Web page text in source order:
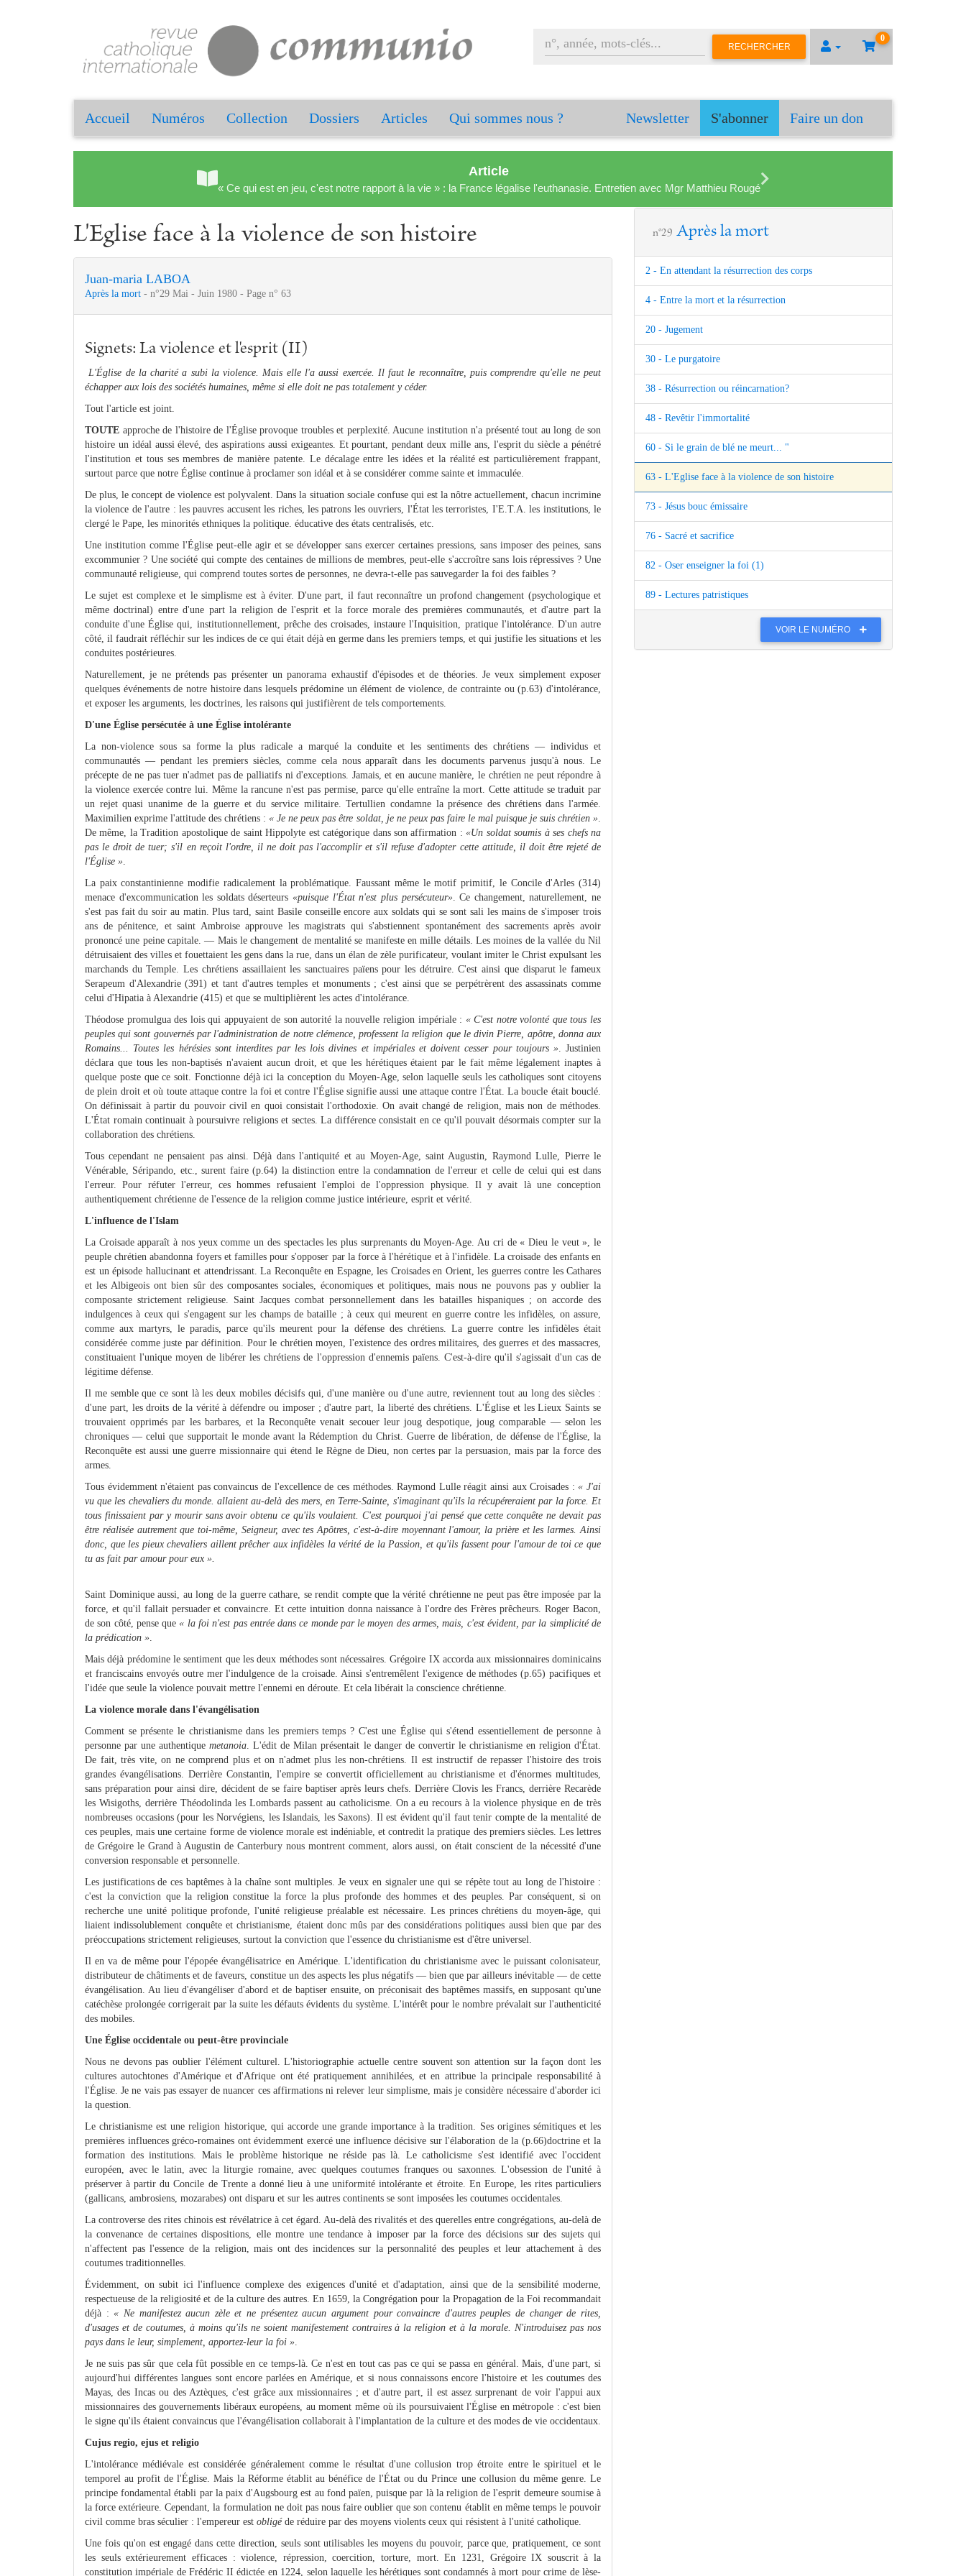
0
RECHERCHER
Accueil Numéros Collection Dossiers Articles Qui sommes nous ? Newsletter S'abonner Faire un don
Article
« Ce qui est en jeu, c'est notre rapport à la vie » : la France légalise l'euthanasie. Entretien avec Mgr Matthieu Rougé
L'Eglise face à la violence de son histoire
Juan-maria LABOA
Après la mort - n°29 Mai - Juin 1980 - Page n° 63
Signets: La violence et l'esprit (II)
L'Église de la charité a subi la violence. Mais elle l'a aussi exercée. Il faut le reconnaître, puis comprendre qu'elle ne peut
échapper aux lois des sociétés humaines, même si elle doit ne pas totalement y céder.
Tout l'article est joint.
TOUTE approche de l'histoire de l'Église provoque troubles et perplexité. Aucune institution n'a présenté tout au long de son
histoire un idéal aussi élevé, des aspirations aussi exigeantes. Et pourtant, pendant deux mille ans, l'esprit du siècle a pénétré
l'institution et tous ses membres de manière patente. Le décalage entre les idées et la réalité est particulièrement frappant,
surtout parce que notre Église continue à proclamer son idéal et à se considérer comme sainte et immaculée.
De plus, le concept de violence est polyvalent. Dans la situation sociale confuse qui est la nôtre actuellement, chacun incrimine
la violence de l'autre : les pauvres accusent les riches, les patrons les ouvriers, l'État les terroristes, I'E.T.A. les institutions, le
clergé le Pape, les minorités ethniques la politique. éducative des états centralisés, etc.
Une institution comme l'Église peut-elle agir et se développer sans exercer certaines pressions, sans imposer des peines, sans
excommunier ? Une société qui compte des centaines de millions de membres, peut-elle s'accroître sans lois répressives ? Une
communauté religieuse, qui comprend toutes sortes de personnes, ne devra-t-elle pas sauvegarder la foi des faibles ?
Le sujet est complexe et le simplisme est à éviter. D'une part, il faut reconnaître un profond changement (psychologique et
même doctrinal) entre d'une part la religion de l'esprit et la force morale des premières communautés, et d'autre part la
conduite d'une Église qui, institutionnellement, prêche des croisades, instaure l'Inquisition, pratique l'intolérance. D'un autre
côté, il faudrait réfléchir sur les indices de ce qui était déjà en germe dans les premiers temps, et qui justifie les situations et les
conduites postérieures.
Naturellement, je ne prétends pas présenter un panorama exhaustif d'épisodes et de théories. Je veux simplement exposer
quelques événements de notre histoire dans lesquels prédomine un élément de violence, de contrainte ou (p.63) d'intolérance,
et exposer les arguments, les doctrines, les raisons qui justifièrent de tels comportements.
D'une Église persécutée à une Église intolérante
La non-violence sous sa forme la plus radicale a marqué la conduite et les sentiments des chrétiens — individus et
communautés — pendant les premiers siècles, comme cela nous apparaît dans les documents parvenus jusqu'à nous. Le
précepte de ne pas tuer n'admet pas de palliatifs ni d'exceptions. Jamais, et en aucune manière, le chrétien ne peut répondre à
la violence exercée contre lui. Même la rancune n'est pas permise, parce qu'elle entraîne la mort. Cette attitude se traduit par
un rejet quasi unanime de la guerre et du service militaire. Tertullien condamne la présence des chrétiens dans l'armée.
Maximilien exprime l'attitude des chrétiens :« Je ne peux pas être soldat, je ne peux pas faire le mal puisque je suis chrétien ».
De même, la Tradition apostolique de saint Hippolyte est catégorique dans son affirmation :«Un soldat soumis à ses chefs na
pas le droit de tuer; s'il en reçoit l'ordre, il ne doit pas l'accomplir et s'il refuse d'adopter cette attitude, il doit être rejeté de
l'Église ».
La paix constantinienne modifie radicalement la problématique. Faussant même le motif primitif, le Concile d'Arles (314)
menace d'excommunication les soldats déserteurs«puisque l'État n'est plus persécuteur». Ce changement, naturellement, ne
s'est pas fait du soir au matin. Plus tard, saint Basile conseille encore aux soldats qui se sont sali les mains de s'imposer trois
ans de pénitence, et saint Ambroise approuve les magistrats qui s'abstiennent spontanément des sacrements après avoir
prononcé une peine capitale. — Mais le changement de mentalité se manifeste en mille détails. Les moines de la vallée du Nil
détruisaient des villes et fouettaient les gens dans la rue, dans un élan de zèle purificateur, voulant imiter le Christ expulsant les
marchands du Temple. Les chrétiens assaillaient les sanctuaires païens pour les détruire. C'est ainsi que disparut le fameux
Serapeum d'Alexandrie (391) et tant d'autres temples et monuments ; c'est ainsi que se perpétrèrent des assassinats comme
celui d'Hipatia à Alexandrie (415) et que se multiplièrent les actes d'intolérance.
Théodose promulgua des lois qui appuyaient de son autorité la nouvelle religion impériale : « C'est notre volonté que tous les
peuples qui sont gouvernés par l'administration de notre clémence, professent la religion que le divin Pierre, apôtre, donna aux
Romains... Toutes les hérésies sont interdites par les lois divines et impériales et doivent cesser pour toujours ». Justinien
déclara que tous les non-baptisés n'avaient aucun droit, et que les hérétiques étaient par le fait même légalement inaptes à
quelque poste que ce soit. Fonctionne déjà ici la conception du Moyen-Age, selon laquelle seuls les catholiques sont citoyens
de plein droit et où toute attaque contre la foi et contre l'Église signifie aussi une attaque contre l'État. La boucle était bouclé.
On définissait à partir du pouvoir civil en quoi consistait l'orthodoxie. On avait changé de religion, mais non de méthodes.
L'État romain continuait à poursuivre religions et sectes. La différence consistait en ce qu'il pouvait désormais compter sur la
collaboration des chrétiens.
Tous cependant ne pensaient pas ainsi. Déjà dans l'antiquité et au Moyen-Age, saint Augustin, Raymond Lulle, Pierre le
Vénérable, Séripando, etc., surent faire (p.64) la distinction entre la condamnation de l'erreur et celle de celui qui est dans
l'erreur. Pour réfuter l'erreur, ces hommes refusaient l'emploi de l'oppression physique. Il y avait là une conception
authentiquement chrétienne de l'essence de la religion comme justice intérieure, esprit et vérité.
L'influence de l'Islam
La Croisade apparaît à nos yeux comme un des spectacles les plus surprenants du Moyen-Age. Au cri de « Dieu le veut », le
peuple chrétien abandonna foyers et familles pour s'opposer par la force à l'hérétique et à l'infidèle. La croisade des enfants en
est un épisode hallucinant et attendrissant. La Reconquête en Espagne, les Croisades en Orient, les guerres contre les Cathares
et les Albigeois ont bien sûr des composantes sociales, économiques et politiques, mais nous ne pouvons pas y oublier la
composante strictement religieuse. Saint Jacques combat personnellement dans les batailles hispaniques ; on accorde des
indulgences à ceux qui s'engagent sur les champs de bataille ; à ceux qui meurent en guerre contre les infidèles, on assure,
comme aux martyrs, le paradis, parce qu'ils meurent pour la défense des chrétiens. La guerre contre les infidèles était
considérée comme juste par définition. Pour le chrétien moyen, l'existence des ordres militaires, des guerres et des massacres,
constituaient l'unique moyen de libérer les chrétiens de l'oppression d'ennemis païens. C'est-à-dire qu'il s'agissait d'un cas de
légitime défense.
Il me semble que ce sont là les deux mobiles décisifs qui, d'une manière ou d'une autre, reviennent tout au long des siècles :
d'une part, les droits de la vérité à défendre ou imposer ; d'autre part, la liberté des chrétiens. L'Église et les Lieux Saints se
trouvaient opprimés par les barbares, et la Reconquête venait secouer leur joug despotique, joug comparable — selon les
chroniques — celui que supportait le monde avant la Rédemption du Christ. Guerre de libération, de défense de l'Église, la
Reconquête est aussi une guerre missionnaire qui étend le Règne de Dieu, non certes par la persuasion, mais par la force des
armes.
Tous évidemment n'étaient pas convaincus de l'excellence de ces méthodes. Raymond Lulle réagit ainsi aux Croisades : « J'ai
vu que les chevaliers du monde. allaient au-delà des mers, en Terre-Sainte, s'imaginant qu'ils la récupéreraient par la force. Et
tous finissaient par y mourir sans avoir obtenu ce qu'ils voulaient. C'est pourquoi j'ai pensé que cette conquête ne devait pas
être réalisée autrement que toi-même, Seigneur, avec tes Apôtres, c'est-à-dire moyennant l'amour, la prière et les larmes. Ainsi
donc, que les pieux chevaliers aillent prêcher aux infidèles la vérité de la Passion, et qu'ils fassent pour l'amour de toi ce que
tu as fait par amour pour eux ».
Saint Dominique aussi, au long de la guerre cathare, se rendit compte que la vérité chrétienne ne peut pas être imposée par la
force, et qu'il fallait persuader et convaincre. Et cette intuition donna naissance à l'ordre des Frères prêcheurs. Roger Bacon,
de son côté, pense que« la foi n'est pas entrée dans ce monde par le moyen des armes, mais, c'est évident, par la simplicité de
la prédication ».
Mais déjà prédomine le sentiment que les deux méthodes sont nécessaires. Grégoire IX accorda aux missionnaires dominicains
et franciscains envoyés outre mer l'indulgence de la croisade. Ainsi s'entremêlent l'exigence de méthodes (p.65) pacifiques et
l'idée que seule la violence pouvait mettre l'ennemi en déroute. Et cela libérait la conscience chrétienne.
La violence morale dans l'évangélisation
Comment se présente le christianisme dans les premiers temps ? C'est une Église qui s'étend essentiellement de personne à
personne par une authentiquemetanoia. L'édit de Milan présentait le danger de convertir le christianisme en religion d'État.
De fait, très vite, on ne comprend plus et on n'admet plus les non-chrétiens. Il est instructif de repasser l'histoire des trois
grandes évangélisations. Derrière Constantin, l'empire se convertit officiellement au christianisme et d'énormes multitudes,
sans préparation pour ainsi dire, décident de se faire baptiser après leurs chefs. Derrière Clovis les Francs, derrière Recarède
les Wisigoths, derrière Théodolinda les Lombards passent au catholicisme. On a eu recours à la violence physique en de très
nombreuses occasions (pour les Norvégiens, les Islandais, les Saxons). Il est évident qu'il faut tenir compte de la mentalité de
ces peuples, mais une certaine forme de violence morale est indéniable, et contredit la pratique des premiers siècles. Les lettres
de Grégoire le Grand à Augustin de Canterbury nous montrent comment, alors aussi, on était conscient de la nécessité d'une
conversion responsable et personnelle.
Les justifications de ces baptêmes à la chaîne sont multiples. Je veux en signaler une qui se répète tout au long de l'histoire :
c'est la conviction que la religion constitue la force la plus profonde des hommes et des peuples. Par conséquent, si on
recherche une unité politique profonde, l'unité religieuse préalable est nécessaire. Les princes chrétiens du moyen-âge, qui
liaient indissolublement conquête et christianisme, étaient donc mûs par des considérations politiques aussi bien que par des
préoccupations strictement religieuses, surtout la conviction que l'essence du christianisme est d'être universel.
Il en va de même pour l'épopée évangélisatrice en Amérique. L'identification du christianisme avec le puissant colonisateur,
distributeur de châtiments et de faveurs, constitue un des aspects les plus négatifs — bien que par ailleurs inévitable — de cette
évangélisation. Au lieu d'évangéliser d'abord et de baptiser ensuite, on préconisait des baptêmes massifs, en supposant qu'une
catéchèse prolongée corrigerait par la suite les défauts évidents du système. L'intérêt pour le nombre prévalait sur l'authenticité
des mobiles.
Une Église occidentale ou peut-être provinciale
Nous ne devons pas oublier l'élément culturel. L'historiographie actuelle centre souvent son attention sur la façon dont les
cultures autochtones d'Amérique et d'Afrique ont été pratiquement annihilées, et en attribue la principale responsabilité à
l'Église. Je ne vais pas essayer de nuancer ces affirmations ni relever leur simplisme, mais je considère nécessaire d'aborder ici
la question.
Le christianisme est une religion historique, qui accorde une grande importance à la tradition. Ses origines sémitiques et les
premières influences gréco-romaines ont évidemment exercé une influence décisive sur l'élaboration de la (p.66)doctrine et la
formation des institutions. Mais le problème historique ne réside pas là. Le catholicisme s'est identifié avec l'occident
européen, avec le latin, avec la liturgie romaine, avec quelques coutumes franques ou saxonnes. L'obsession de l'unité à
préserver à partir du Concile de Trente a donné lieu à une uniformité intolérante et étroite. En Europe, les rites particuliers
(gallicans, ambrosiens, mozarabes) ont disparu et sur les autres continents se sont imposées les coutumes occidentales.
La controverse des rites chinois est révélatrice à cet égard. Au-delà des rivalités et des querelles entre congrégations, au-delà de
la convenance de certaines dispositions, elle montre une tendance à imposer par la force des décisions sur des sujets qui
n'affectent pas l'essence de la religion, mais ont des incidences sur la personnalité des peuples et leur attachement à des
coutumes traditionnelles.
Évidemment, on subit ici l'influence complexe des exigences d'unité et d'adaptation, ainsi que de la sensibilité moderne,
respectueuse de la religiosité et de la culture des autres. En 1659, la Congrégation pour la Propagation de la Foi recommandait
déjà :« Ne manifestez aucun zèle et ne présentez aucun argument pour convaincre d'autres peuples de changer de rites,
d'usages et de coutumes, à moins qu'ils ne soient manifestement contraires à la religion et à la morale. N'introduisez pas nos
pays dans le leur, simplement, apportez-leur la foi ».
Je ne suis pas sûr que cela fût possible en ce temps-là. Ce n'est en tout cas pas ce qui se passa en général. Mais, d'une part, si
aujourd'hui différentes langues sont encore parlées en Amérique, et si nous connaissons encore l'histoire et les coutumes des
Mayas, des Incas ou des Aztèques, c'est grâce aux missionnaires ; et d'autre part, il est assez surprenant de voir l'appui aux
missionnaires des gouvernements libéraux européens, au moment même où ils poursuivaient l'Église en métropole : c'est bien
le signe qu'ils étaient convaincus que l'évangélisation collaborait à l'implantation de la culture et des modes de vie occidentaux.
Cujus regio, ejus et religio
L'intolérance médiévale est considérée généralement comme le résultat d'une collusion trop étroite entre le spirituel et le
temporel au profit de l'Église. Mais la Réforme établit au bénéfice de l'État ou du Prince une collusion du même genre. Le
principe fondamental établi par la paix d'Augsbourg est au fond païen, puisque par là la religion de l'esprit demeure soumise à
la force extérieure. Cependant, la formulation ne doit pas nous faire oublier que son contenu établit en même temps le pouvoir
civil comme bras séculier : l'empereur est obligé de réduire par des moyens violents ceux qui résistent à l'unité catholique.
Une fois qu'on est engagé dans cette direction, seuls sont utilisables les moyens du pouvoir, parce que, pratiquement, ce sont
les seuls extérieurement efficaces : violence, répression, coercition, torture, mort. En 1231, Grégoire IX souscrit à la
constitution impériale de Frédéric II édictée en 1224, selon laquelle les hérétiques sont condamnés à mort pour crime de lèse-
n°29 Après la mort
2 - En attendant la résurrection des corps
4 - Entre la mort et la résurrection
20 - Jugement
30 - Le purgatoire
38 - Résurrection ou réincarnation?
48 - Revêtir l'immortalité
60 - Si le grain de blé ne meurt... "
63 - L'Eglise face à la violence de son histoire
73 - Jésus bouc émissaire
76 - Sacré et sacrifice
82 - Oser enseigner la foi (1)
89 - Lectures patristiques
VOIR LE NUMÉRO